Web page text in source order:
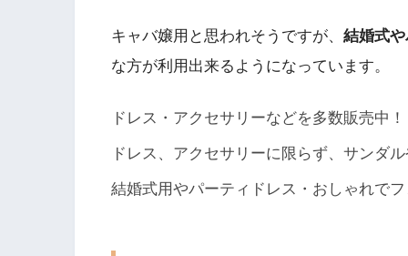
キャバ嬢用と思われそうですが、 結婚式
な方が利用出来るようになっています。
ドレス・アクセサリーなどを多数販売中
ドレス、アクセサリーに限らず、サンダ
結婚式用やパーティドレス・おしゃれで